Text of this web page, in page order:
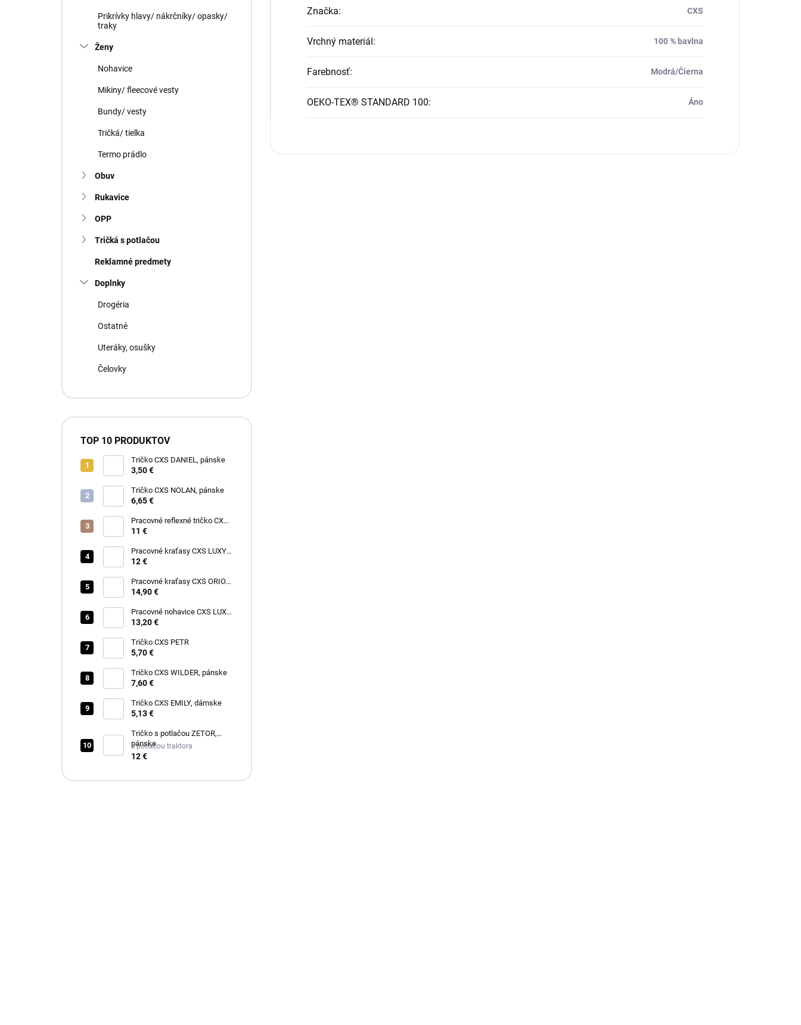
Prikrívky hlavy/ nákrčníky/ opasky/
traky
Ženy
Nohavice
Mikiny/ fleecové vesty
Bundy/ vesty
Tričká/ tielka
Termo prádlo
Obuv
Rukavice
OPP
Tričká s potlačou
Reklamné predmety
Doplnky
Drogéria
Ostatné
Uteráky, osušky
Čelovky
TOP 10 PRODUKTOV
Tričko CXS DANIEL, pánske
3,50 €
Tričko CXS NOLAN, pánske
6,65 €
Pracovné reflexné tričko CXS
EXETER, pánske
11 €
Pracovné kraťasy CXS LUXY
TOMÁŠ, pánske
12 €
Pracovné kraťasy CXS ORION
DAVID, pánske
14,90 €
Pracovné nohavice CXS LUXY
JOSEF, pánske
13,20 €
Tričko CXS PETR
5,70 €
Tričko CXS WILDER, pánske
7,60 €
Tričko CXS EMILY, dámske
5,13 €
Tričko s potlačou ZETOR,
pánske
s potlačou traktora
12 €
Značka: CXS
Vrchný materiál: 100 % bavlna
Farebnosť: Modrá/Čierna
OEKO-TEX® STANDARD 100: Áno